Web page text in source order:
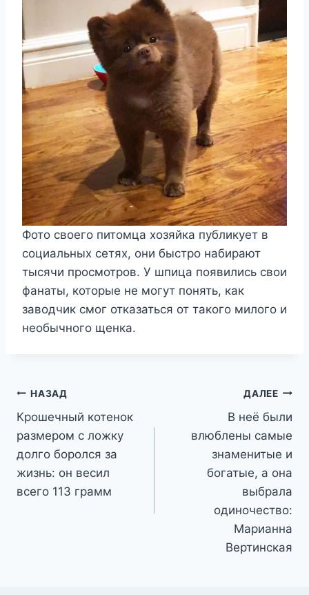
Фото своего питомца хозяйка публикует в
социальных сетях, они быстро набирают
тысячи просмотров. У шпица появились свои
фанаты, которые не могут понять, как
заводчик смог отказаться от такого милого и
необычного щенка.
Навигация
по
записям
НАЗАД
Крошечный котенок
размером с ложку
долго боролся за
жизнь: он весил
всего 113 грамм
ДАЛЕЕ
В неё были
влюблены самые
знаменитые и
богатые, а она
выбрала
одиночество:
Марианна
Вертинская